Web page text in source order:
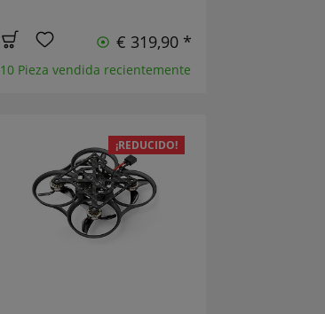
€ 319,90 *
10 Pieza vendida recientemente
¡REDUCIDO!